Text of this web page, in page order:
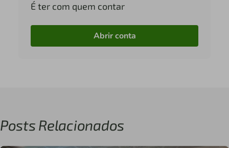
É ter com quem contar
Abrir conta
Posts Relacionados